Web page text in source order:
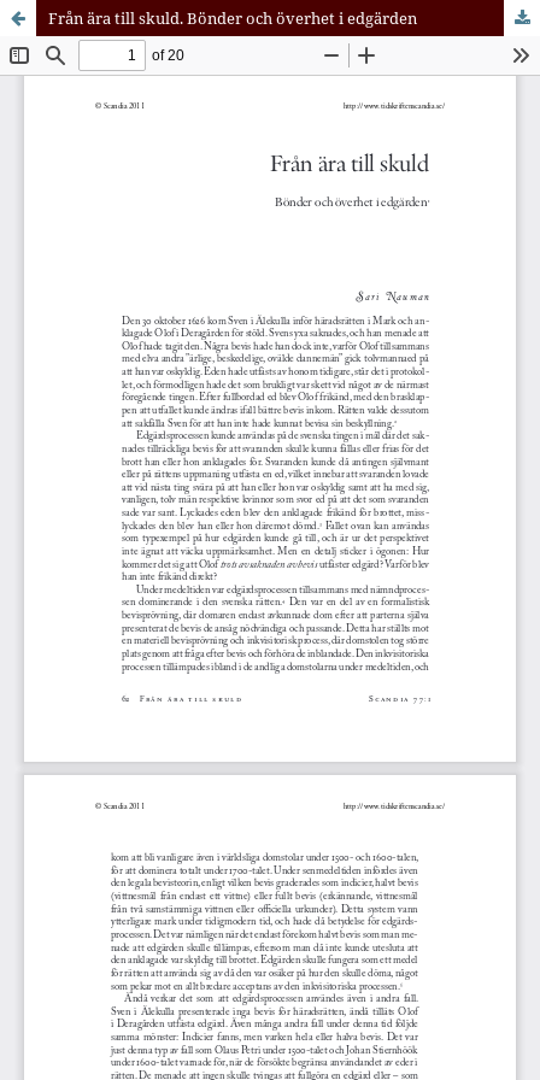
Från ära till skuld. Bönder och överhet i edgärden